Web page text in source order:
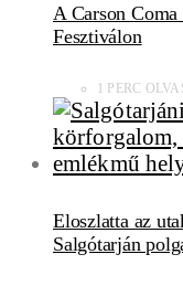
A Carson
Fesztiválon
1 PERC
Eloszlatta az
Salgótarján